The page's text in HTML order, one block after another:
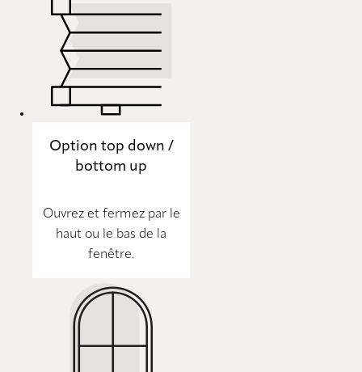
Option top down /
bottom up
Ouvrez et fermez par le
haut ou le bas de la
fenêtre.